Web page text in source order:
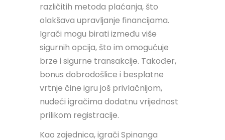
različitih metoda plaćanja, što
olakšava upravljanje financijama.
Igrači mogu birati između više
sigurnih opcija, što im omogućuje
brze i sigurne transakcije. Također,
bonus dobrodošlice i besplatne
vrtnje čine igru još privlačnijom,
nudeći igračima dodatnu vrijednost
prilikom registracije.
Kao zajednica, igrači Spinanga